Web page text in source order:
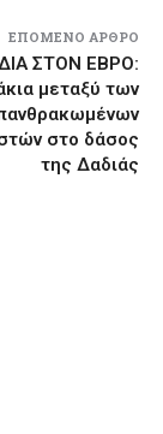
ΕΠΌΜΕΝΟ ΆΡΘΡΟ
ΣΤΟΝ ΕΒΡΟ:
μεταξύ των
στο δάσος
της Δαδιάς